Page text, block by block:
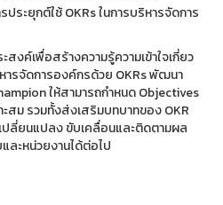
ระยุกต์ใช้ OKRs ในการบริหารจัดการ
งค์เพื่อสร้างความรู้ความเข้าใจเกี่ยว
ารจัดการองค์กรด้วย OKRs พัฒนา
ให้สามารถกำหนด Objectives
ะสม รวมทั้งส่งเสริมบทบาทของ OKR
ปลี่ยนแปลง ขับเคลื่อนและติดตามผล
ละหน่วยงานได้ต่อไป